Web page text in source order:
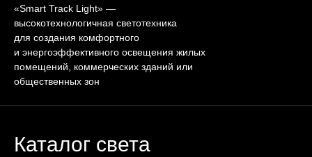
«Smart Track Light» —
высокотехнологичная светотехника
для создания комфортного
и энергоэффективного освещения жилых
помещений, коммерческих зданий или
общественных зон
Каталог света